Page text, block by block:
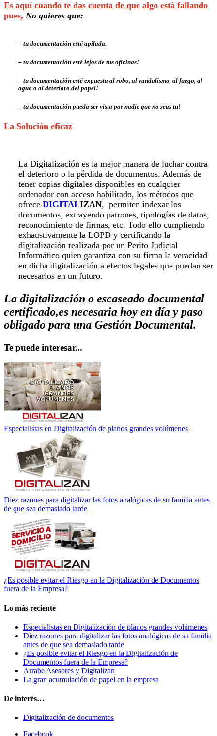
Es aquí cuando te das cuenta de que algo está fallando
pues, No quieres que:
– tu documentación esté apilada.
– tu documentación esté lejos de tus oficinas!
– tu documentación esté expuesta al robo, al vandalismo, al fuego, al
agua o al deterioro del papel!
– tu documentación pueda ser vista por nadie que no seas tu!
La Solución eficaz
La Digitalización es la mejor manera de luchar contra
el deterioro o la pérdida de documentos. Además de
tener copias digitales disponibles en cualquier
ordenador con acceso habilitado, los métodos que
ofrece DIGITALIZAN, permiten indexar los
documentos, extrayendo patrones, tipologías de datos,
reconocimiento de firmas, etc. Todo ello cumpliendo
exhaustivamente la LOPD y certificando la
digitalización realizada por un Perito Judicial
Informático quien garantiza con su firma la veracidad
en dicha digitalización a efectos legales que puedan ser
necesarios en un futuro.
La digitalización o escaseado documental
certificado,es necesaria hoy en día y paso
obligado para una Gestión Documental.
Te puede interesar...
Especialistas en Digitalización de planos grandes volúmenes
Diez razones para digitalizar las fotos analógicas de su familia antes
de que sea demasiado tarde
¿Es posible evitar el Riesgo en la Digitalización de Documentos
fuera de la Empresa?
Lo más reciente
Especialistas en Digitalización de planos grandes volúmenes
Diez razones para digitalizar las fotos analógicas de su familia
antes de que sea demasiado tarde
¿Es posible evitar el Riesgo en la Digitalización de
Documentos fuera de la Empresa?
Arrabe Asesores y Digitalizan
La gran acumulación de papel en la empresa
De interés…
Digitalización de documentos
Facebook